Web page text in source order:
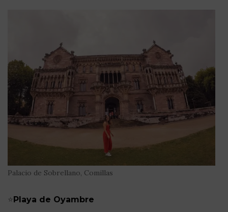
Palacio de Sobrellano, Comillas
⭐Playa de Oyambre